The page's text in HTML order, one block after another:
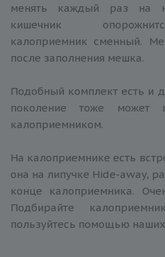
менять каждый раз на
кишечник
калоприемник сменный.
после заполнения мешка.
Подобный комплект есть и
поколение тоже может
калоприемником.
На калоприемнике есть
она на липучке Hide-away,
конце калоприемника.
Подбирайте
пользуйтесь помощью наших